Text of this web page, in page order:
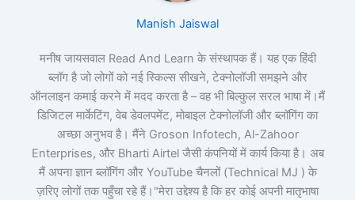
Manish Jaiswal
मनीष जायसवाल Read And Learn के संस्थापक हैं। यह एक हिंदी
ब्लॉग है जो लोगों को नई स्किल्स सीखने, टेक्नोलॉजी समझने और
ऑनलाइन कमाई करने में मदद करता है – वह भी बिल्कुल सरल भाषा में।मैं
डिजिटल मार्केटिंग, वेब डेवलपमेंट, मोबाइल टेक्नोलॉजी और ब्लॉगिंग का
अच्छा अनुभव है। मैंने Groson Infotech, Al-Zahoor
Enterprises, और Bharti Airtel जैसी कंपनियों में कार्य किया है। अब
मैं अपना ज्ञान ब्लॉगिंग और YouTube चैनलों (Technical MJ ) के
ज़रिए लोगों तक पहुँचा रहे हैं।"मेरा उद्देश्य है कि हर कोई अपनी मातृभाषा